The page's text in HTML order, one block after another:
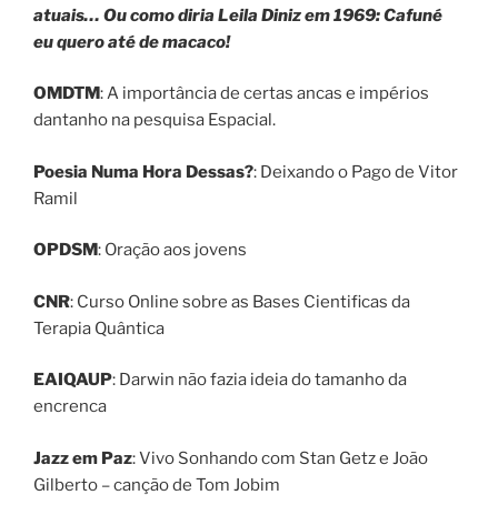
atuais… Ou como diria Leila Diniz em 1969: Cafuné
eu quero até de macaco!
OMDTM: A importância de certas ancas e impérios
dantanho na pesquisa Espacial.
Poesia Numa Hora Dessas?: Deixando o Pago de Vitor
Ramil
OPDSM: Oração aos jovens
CNR: Curso Online sobre as Bases Cientificas da
Terapia Quântica
EAIQAUP: Darwin não fazia ideia do tamanho da
encrenca
Jazz em Paz: Vivo Sonhando com Stan Getz e João
Gilberto – canção de Tom Jobim